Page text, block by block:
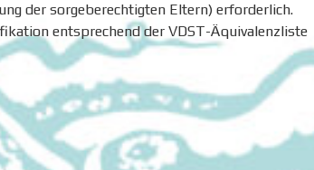
der sorgeberechtigten Eltern) erforderlich.
entsprechend der VDST-Äquivalenzliste